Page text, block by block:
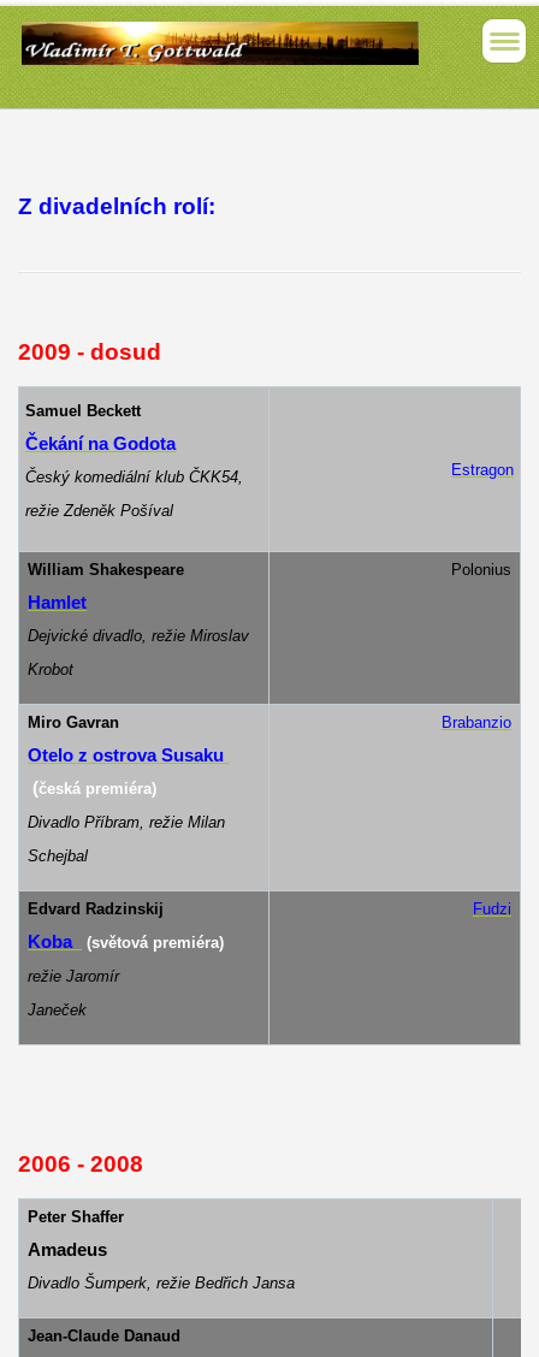
Z divadelních rolí:
2009 - dosud
Samuel Beckett
Čekání na Godota
Český komediální klub ČKK54,
režie Zdeněk Pošíval
Estragon
William Shakespeare
Hamlet
Dejvické divadlo, režie Miroslav
Krobot
Polonius
Miro Gavran
Otelo z ostrova Susaku
(česká premiéra)
Divadlo Příbram, režie Milan
Schejbal
Brabanzio
Edvard Radzinskij
Koba
(světová premiéra)
režie Jaromír
Janeček
Fudzi
2006 - 2008
Peter Shaffer
Amadeus
Divadlo Šumperk, režie Bedřich Jansa
Jean-Claude Danaud